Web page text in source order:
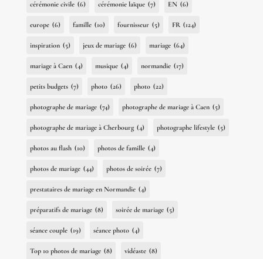
cérémonie civile (6) cérémonie laïque (7) EN (6)
europe (6) famille (10) fournisseur (5) FR (124)
inspiration (5) jeux de mariage (6) mariage (64)
mariage à Caen (4) musique (4) normandie (17)
petits budgets (7) photo (26) photo (22)
photographe de mariage (74) photographe de mariage à Caen (5)
photographe de mariage à Cherbourg (4) photographe lifestyle (5)
photos au flash (10) photos de famille (4)
photos de mariage (44) photos de soirée (7)
prestataires de mariage en Normandie (4)
préparatifs de mariage (8) soirée de mariage (5)
séance couple (19) séance photo (4)
Top 10 photos de mariage (8) vidéaste (8)